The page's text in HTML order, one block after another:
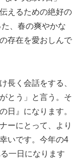
えるための絶好の
、春の爽やかな
存在を愛おしんで
長く会話をする、
とう」と言う。そ
日』になります。
ーにとって、より
いです。今年の4
一日になります